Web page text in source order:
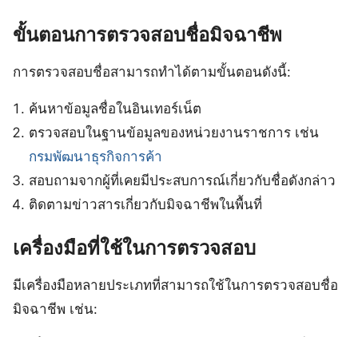
ขั้นตอนการตรวจสอบชื่อมิจฉาชีพ
การตรวจสอบชื่อสามารถทำได้ตามขั้นตอนดังนี้:
ค้นหาข้อมูลชื่อในอินเทอร์เน็ต
ตรวจสอบในฐานข้อมูลของหน่วยงานราชการ เช่น
กรมพัฒนาธุรกิจการค้า
สอบถามจากผู้ที่เคยมีประสบการณ์เกี่ยวกับชื่อดังกล่าว
ติดตามข่าวสารเกี่ยวกับมิจฉาชีพในพื้นที่
เครื่องมือที่ใช้ในการตรวจสอบ
มีเครื่องมือหลายประเภทที่สามารถใช้ในการตรวจสอบชื่อ
มิจฉาชีพ เช่น: